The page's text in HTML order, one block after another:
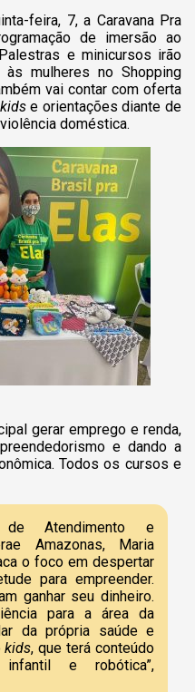
feira, 7, a Caravana Pra
de imersão ao
e minicursos irão
mulheres no Shopping
vai contar com oferta
kidse orientações diante de
doméstica.
gerar emprego e renda,
e dando a
Todos os cursos e
Atendimento e
Amazonas, Maria
o foco em despertar
para empreender.
ganhar seu dinheiro.
para a área da
da própria saúde e
kids, que terá conteúdo
infantil e robótica”,